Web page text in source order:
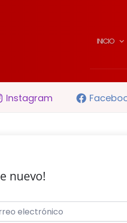
INICIO
Instagram
nuevo!